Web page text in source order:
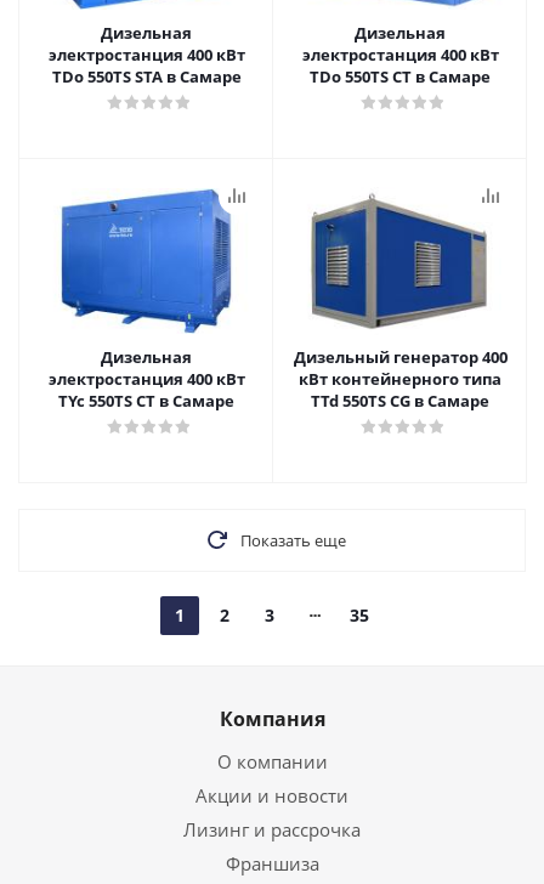
Дизельная
электростанция 400 кВт
TDo 550TS STA в Самаре
Дизельная
электростанция 400 кВт
TDo 550TS CT в Самаре
Дизельная
электростанция 400 кВт
TYc 550TS CT в Самаре
Дизельный генератор 400
кВт контейнерного типа
TTd 550TS CG в Самаре
Показать еще
1 2 3 35
Компания
О компании
Акции и новости
Лизинг и рассрочка
Франшиза